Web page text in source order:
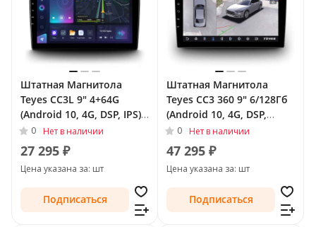
Штатная Магнитола
Teyes CC3L 9" 4+64G
(Android 10, 4G, DSP, IPS)
для SsangYong Actyon I
(C100) 2005 - 2010
0 Нет в наличии
27 295 ₽
Цена указана за: шт
Подписаться
Штатная Магнитола
Teyes CC3 360 9" 6/128Гб
(Android 10, 4G, DSP,
QLed) - круговой обзор
для SsangYong Actyon I
(C100) 2005 - 2010
0 Нет в наличии
47 295 ₽
Цена указана за: шт
Подписаться